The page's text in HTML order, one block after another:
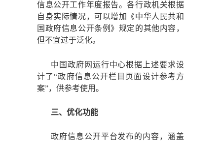
信息公开工作年度报告。各行政机关根据
自身实际情况，可以增加《中华人民共和
国政府信息公开条例》规定的其他内容，
但不宜过于泛化。
中国政府网运行中心根据上述要求设
计了“政府信息公开栏目页面设计参考方
案”，供参考使用。
三、优化功能
政府信息公开平台发布的内容，涵盖